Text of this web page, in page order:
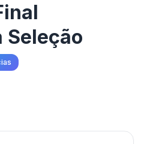
Seleção